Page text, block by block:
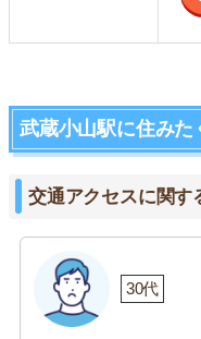
武蔵小山駅に住み
交通アクセスに関す
30代